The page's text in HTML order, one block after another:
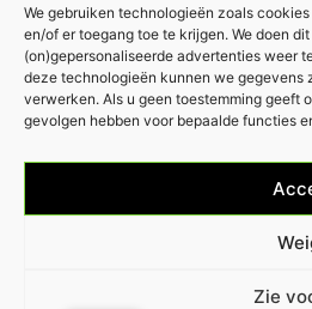
We gebruiken technologieën zoals
en/of er toegang toe te krijgen. We doen
(on)gepersonaliseerde advertenties weer
deze technologieën kunnen we gegevens
verwerken. Als u geen toestemming geeft
gevolgen hebben voor bepaalde functies
Zie